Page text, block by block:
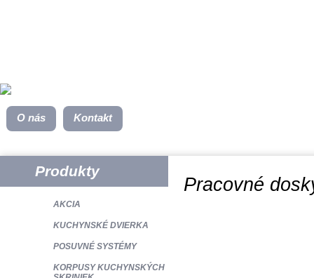
O nás Kontakt
Produkty
AKCIA
KUCHYNSKÉ DVIERKA
POSUVNÉ SYSTÉMY
KORPUSY KUCHYNSKÝCH
Pracovné